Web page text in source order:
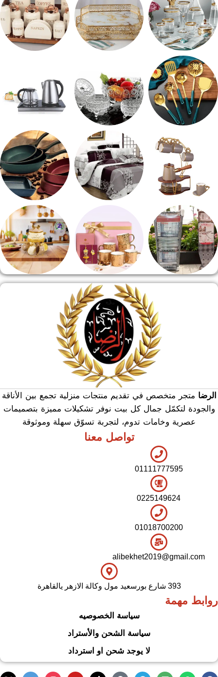
شربات وكاسات
طقم خشاف ادوات كهربائية
طقم قهوه وشاي مقلايه وطاجن
هدايا وسيلفر
01111777595
0225149624
01018700200
الرضا متجر متخصص في تقديم منتجات منزلية تجمع بين الأناقة
والجودة لتكمّل جمال كل بيت نوفر تشكيلات مميزة بتصميمات
عصرية وخامات تدوم، لتجربة تسوّق سهلة وموثوقة
تواصل معنا
روابط مهمة
سياسة الخصوصيه
سياسة الشحن والأستراد
لا يوجد شحن او استرداد
alibekhet2019@gmail.com
393 شارع بورسعيد مول وكالة الازهر يالقاهرة